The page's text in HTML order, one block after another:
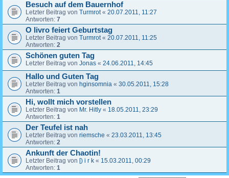
Besuch auf dem Bauernhof
Letzter Beitrag von Turmrot« 20.07.2011, 11:27
Antworten: 7
O livro feiert Geburtstag
Letzter Beitrag von Turmrot« 20.07.2011, 11:25
Antworten: 2
Schönen guten Tag
Letzter Beitrag von Jonas « 24.06.2011, 14:45
Hallo und Guten Tag
Letzter Beitrag von hginsomnia « 30.05.2011, 15:28
Antworten: 1
Hi, wollt mich vorstellen
Letzter Beitrag von Mr. Hitly « 18.05.2011, 23:29
Antworten: 1
Der Teufel ist nah
Letzter Beitrag von riemsche « 23.03.2011, 13:45
Antworten: 2
Ankunft der Chaotin!
Letzter Beitrag von [) i r k « 15.03.2011, 00:29
Antworten: 1